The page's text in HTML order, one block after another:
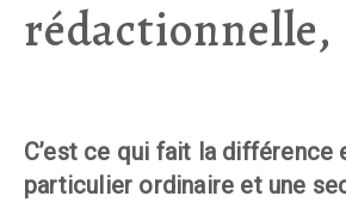
rédactionnelle,
C’est ce qui fait la différence
particulier ordinaire et une